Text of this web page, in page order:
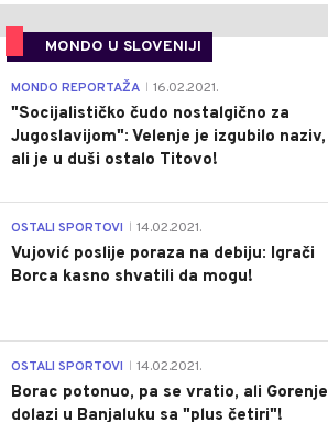
MONDO U SLOVENIJI
MONDO REPORTAŽA 16.02.2021.
"Socijalističko čudo nostalgično za
Jugoslavijom": Velenje je izgubilo naziv,
ali je u duši ostalo Titovo!
OSTALI SPORTOVI 14.02.2021.
Vujović poslije poraza na debiju: Igrači
Borca kasno shvatili da mogu!
OSTALI SPORTOVI 14.02.2021.
Borac potonuo, pa se vratio, ali Gorenje
dolazi u Banjaluku sa "plus četiri"!